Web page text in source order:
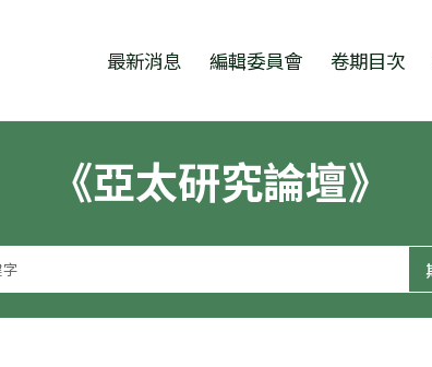
最新消息 編輯委員會 卷期目次
《亞太研究論壇》